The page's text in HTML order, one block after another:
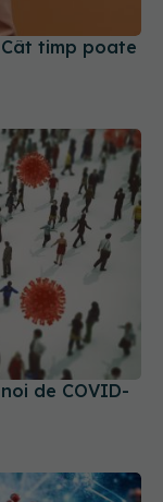
timp poate
de COVID-